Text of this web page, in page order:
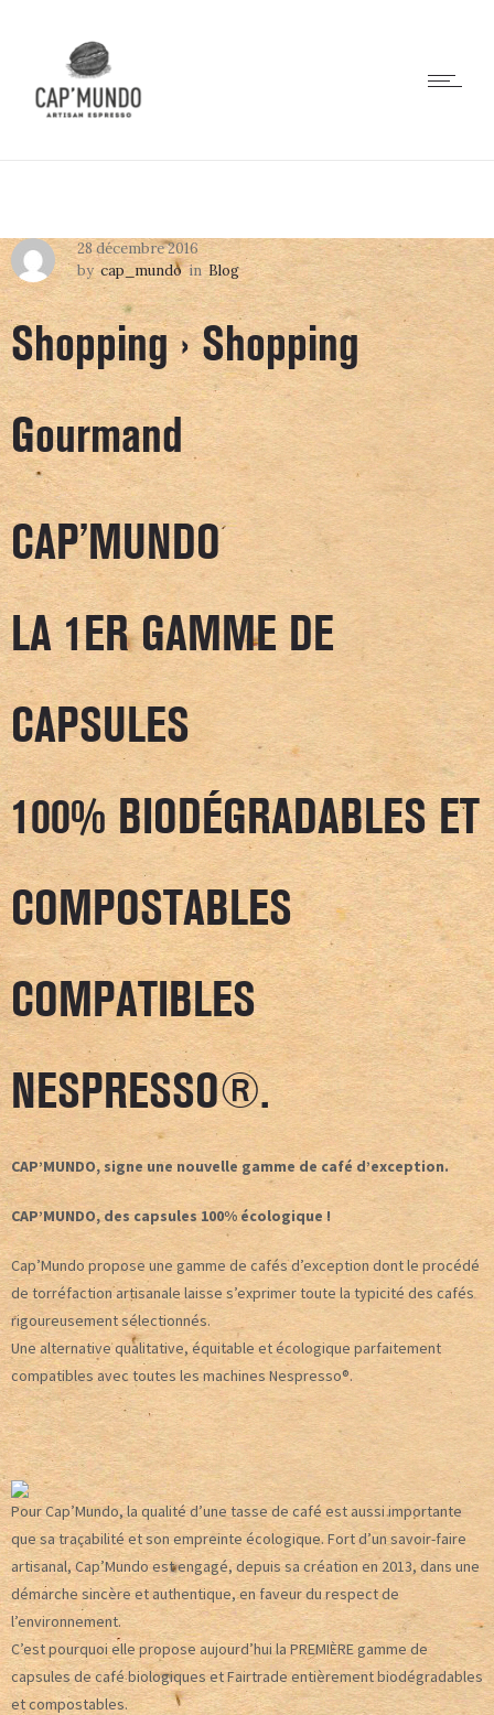
28 décembre 2016
by cap_mundo in Blog
Shopping › Shopping
Gourmand
CAP’MUNDO
LA 1ER GAMME DE
CAPSULES
100% BIODÉGRADABLES ET
COMPOSTABLES
COMPATIBLES
NESPRESSO®.
CAP’MUNDO, signe une nouvelle gamme de café d’exception.
CAP’MUNDO, des capsules 100% écologique !
Cap’Mundo propose une gamme de cafés d’exception dont le procédé
de torréfaction artisanale laisse s’exprimer toute la typicité des cafés
rigoureusement sélectionnés.
Une alternative qualitative, équitable et écologique parfaitement
compatibles avec toutes les machines Nespresso®.
Pour Cap’Mundo, la qualité d’une tasse de café est aussi importante
que sa traçabilité et son empreinte écologique. Fort d’un savoir-faire
artisanal, Cap’Mundo est engagé, depuis sa création en 2013, dans une
démarche sincère et authentique, en faveur du respect de
l’environnement.
C’est pourquoi elle propose aujourd’hui la PREMIÈRE gamme de
capsules de café biologiques et Fairtrade entièrement biodégradables
et compostables.